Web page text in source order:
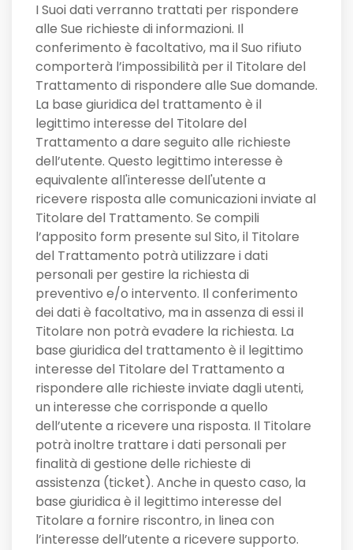
I Suoi dati verranno trattati per rispondere
alle Sue richieste di informazioni. Il
conferimento è facoltativo, ma il Suo rifiuto
comporterà l’impossibilità per il Titolare del
Trattamento di rispondere alle Sue domande.
La base giuridica del trattamento è il
legittimo interesse del Titolare del
Trattamento a dare seguito alle richieste
dell’utente. Questo legittimo interesse è
equivalente all'interesse dell'utente a
ricevere risposta alle comunicazioni inviate al
Titolare del Trattamento. Se compili
l’apposito form presente sul Sito, il Titolare
del Trattamento potrà utilizzare i dati
personali per gestire la richiesta di
preventivo e/o intervento. Il conferimento
dei dati è facoltativo, ma in assenza di essi il
Titolare non potrà evadere la richiesta. La
base giuridica del trattamento è il legittimo
interesse del Titolare del Trattamento a
rispondere alle richieste inviate dagli utenti,
un interesse che corrisponde a quello
dell’utente a ricevere una risposta. Il Titolare
potrà inoltre trattare i dati personali per
finalità di gestione delle richieste di
assistenza (ticket). Anche in questo caso, la
base giuridica è il legittimo interesse del
Titolare a fornire riscontro, in linea con
l’interesse dell’utente a ricevere supporto.